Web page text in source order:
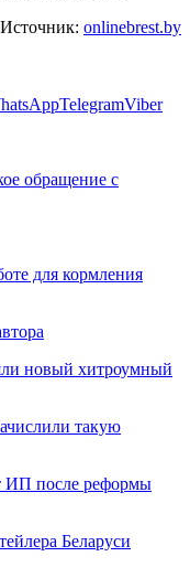
Источник: onlinebrest.by
TelegramViber
обращение с
для кормления
новый хитроумный
такую
ИП после реформы
Беларуси